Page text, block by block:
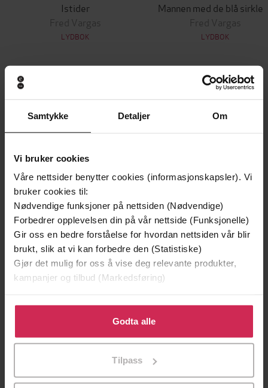
Samtykke Detaljer Om
Vi bruker cookies
Våre nettsider benytter cookies (informasjonskapsler). Vi
bruker cookies til:
Nødvendige funksjoner på nettsiden (Nødvendige)
Forbedrer opplevelsen din på vår nettside (Funksjonelle)
Gir oss en bedre forståelse for hvordan nettsiden vår blir
brukt, slik at vi kan forbedre den (Statistiske)
Gjør det mulig for oss å vise deg relevante produkter,
kampanjer og tilbud (Markedsføring)
Klikk på «Godta alle» for å gi oss ditt samtykke til å
bruke cookies for alle disse formålene. Du kan også
tilpasse ditt samtykke til spesifikke formål ved å klikke
Godta alle
Tilpass
Istider
Fred Vargas
LYDBOK
Mannen med de blå
Fred Vargas
LYDBOK
Andre har også kjøpt
Vinner av Rivertonprisen
Jo Nesbø
Tom Egeland